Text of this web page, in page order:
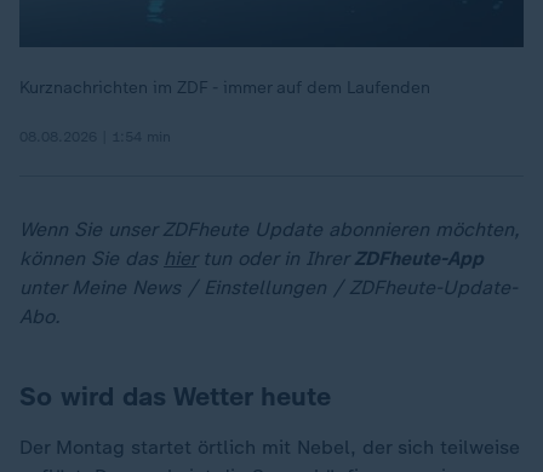
Kurznachrichten im ZDF - immer auf dem Laufenden
Wenn Sie unser ZDFheute Update abonnieren möchten,
können Sie das hiertun oder in Ihrer ZDFheute-App
unter Meine News / Einstellungen / ZDFheute-Update-
Abo.
So wird das Wetter heute
Der Montag startet örtlich mit Nebel, der sich teilweise